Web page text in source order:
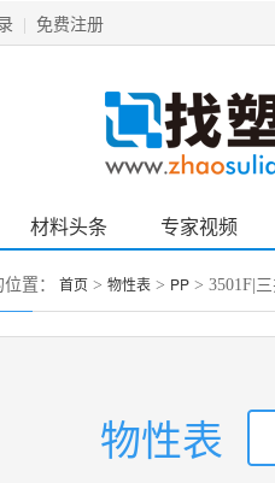
免费注册
材料头条 专家视频
置： 首页 > 物性表 > PP > 3501F|
物性表